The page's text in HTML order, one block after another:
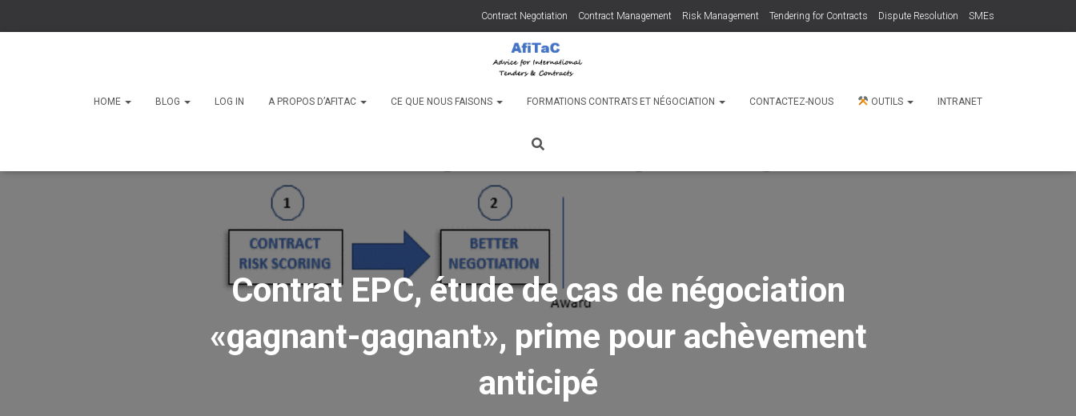
Contract Negotiation Contract Management Risk Management Tendering for Contracts Dispute Resolution SMEs
HOME BLOG LOG IN A PROPOS D’AFITAC CE QUE NOUS FAISONS FORMATIONS CONTRATS ET NÉGOCIATION CONTACTEZ-NOUS OUTILS INTRANET
Contrat EPC, étude de cas de négociation
«gagnant-gagnant», prime pour achèvement
anticipé